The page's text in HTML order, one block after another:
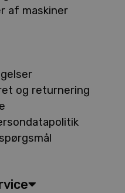
af maskiner
og returnering